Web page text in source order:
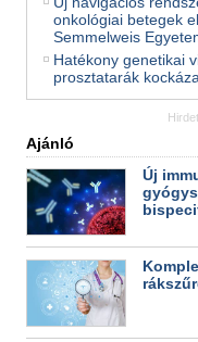
onkológiai betegek
Semmelweis
Hatékony genetikai
prosztatarák
Ajánló
Új